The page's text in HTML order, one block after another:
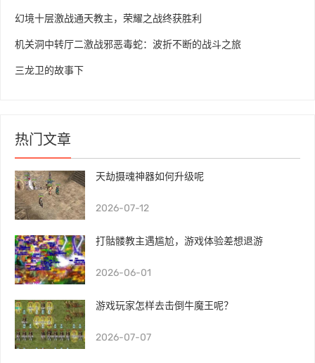
幻境十层激战通天教主，荣耀之战终获胜利
机关洞中转厅二激战邪恶毒蛇：波折不断的战斗之旅
三龙卫的故事下
热门文章
天劫摄魂神器如何升级呢
2026-07-12
打骷髅教主遇尴尬，游戏体验差想退游
2026-06-01
游戏玩家怎样去击倒牛魔王呢？
2026-07-07